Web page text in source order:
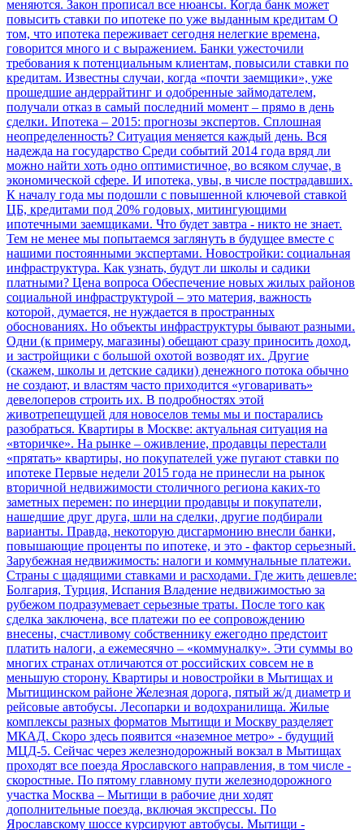
меняются. Закон прописал все нюансы. Когда банк может
повысить ставки по ипотеке по уже выданным кредитам О
том, что ипотека переживает сегодня нелегкие времена,
говорится много и с выражением. Банки ужесточили
требования к потенциальным клиентам, повысили ставки по
кредитам. Известны случаи, когда «почти заемщики», уже
прошедшие андеррайтинг и одобренные займодателем,
получали отказ в самый последний момент – прямо в день
сделки. Ипотека – 2015: прогнозы экспертов. Сплошная
неопределенность? Ситуация меняется каждый день. Вся
надежда на государство Среди событий 2014 года вряд ли
можно найти хоть одно оптимистичное, во всяком случае, в
экономической сфере. И ипотека, увы, в числе пострадавших.
К началу года мы подошли с повышенной ключевой ставкой
ЦБ, кредитами под 20% годовых, митингующими
ипотечными заемщиками. Что будет завтра - никто не знает.
Тем не менее мы попытаемся заглянуть в будущее вместе с
нашими постоянными экспертами. Новостройки: социальная
инфраструктура. Как узнать, будут ли школы и садики
платными? Цена вопроса Обеспечение новых жилых районов
социальной инфраструктурой – это материя, важность
которой, думается, не нуждается в пространных
обоснованиях. Но объекты инфраструктуры бывают разными.
Одни (к примеру, магазины) обещают сразу приносить доход,
и застройщики с большой охотой возводят их. Другие
(скажем, школы и детские садики) денежного потока обычно
не создают, и властям часто приходится «уговаривать»
девелоперов строить их. В подробностях этой
животрепещущей для новоселов темы мы и постарались
разобраться. Квартиры в Москве: актуальная ситуация на
«вторичке». На рынке – оживление, продавцы перестали
«прятать» квартиры, но покупателей уже пугают ставки по
ипотеке Первые недели 2015 года не принесли на рынок
вторичной недвижимости столичного региона каких-то
заметных перемен: по инерции продавцы и покупатели,
нашедшие друг друга, шли на сделки, другие подбирали
варианты. Правда, некоторую дисгармонию внесли банки,
повышающие проценты по ипотеке, и это - фактор серьезный.
Зарубежная недвижимость: налоги и коммунальные платежи.
Страны с щадящими ставками и расходами. Где жить дешевле:
Болгария, Турция, Испания Владение недвижимостью за
рубежом подразумевает серьезные траты. После того как
сделка заключена, все платежи по ее сопровождению
внесены, счастливому собственнику ежегодно предстоит
платить налоги, а ежемесячно – «коммуналку». Эти суммы во
многих странах отличаются от российских совсем не в
меньшую сторону. Квартиры и новостройки в Мытищах и
Мытищинском районе Железная дорога, пятый ж/д диаметр и
рейсовые автобусы. Лесопарки и водохранилища. Жилые
комплексы разных форматов Мытищи и Москву разделяет
МКАД. Скоро здесь появится «наземное метро» - будущий
МЦД-5. Сейчас через железнодорожный вокзал в Мытищах
проходят все поезда Ярославского направления, в том числе -
скоростные. По пятому главному пути железнодорожного
участка Москва – Мытищи в рабочие дни ходят
дополнительные поезда, включая экспрессы. По
Ярославскому шоссе курсируют автобусы. Мытищи -